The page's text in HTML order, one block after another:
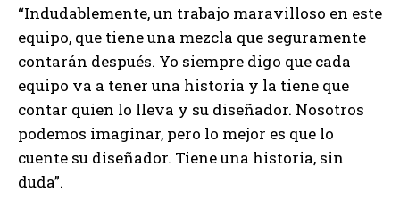
“Indudablemente, un trabajo maravilloso en este
equipo, que tiene una mezcla que seguramente
contarán después. Yo siempre digo que cada
equipo va a tener una historia y la tiene que
contar quien lo lleva y su diseñador. Nosotros
podemos imaginar, pero lo mejor es que lo
cuente su diseñador. Tiene una historia, sin
duda”.